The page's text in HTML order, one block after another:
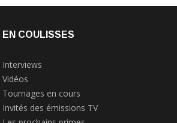
EN COULISSES
Interviews
Vidéos
Tournages en cours
Invités des émissions TV